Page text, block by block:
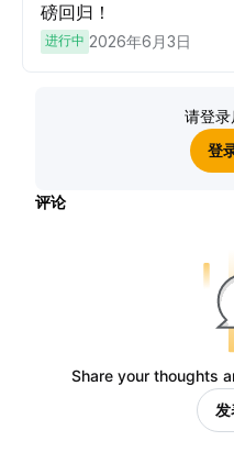
磅回归！
进行中 2026年6月3日
请登
登
评论
Share your thoughts